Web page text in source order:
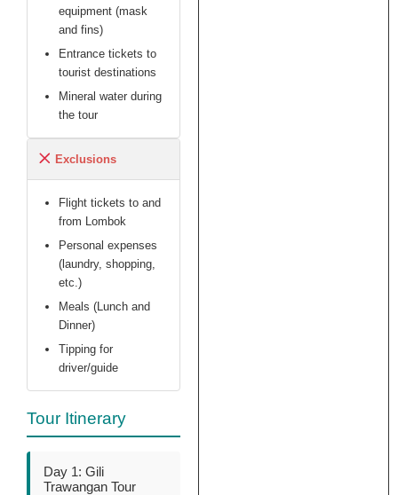
equipment (mask
and fins)
Entrance tickets to
tourist destinations
Mineral water during
the tour
Exclusions
Flight tickets to and
from Lombok
Personal expenses
(laundry, shopping,
etc.)
Meals (Lunch and
Dinner)
Tipping for
driver/guide
Tour Itinerary
Day 1: Gili
Trawangan Tour